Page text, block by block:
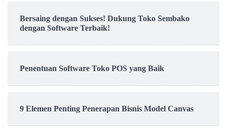
Bersaing dengan Sukses! Dukung Toko Sembako
dengan Software Terbaik!
Penentuan Software Toko POS yang Baik
9 Elemen Penting Penerapan Bisnis Model Canvas